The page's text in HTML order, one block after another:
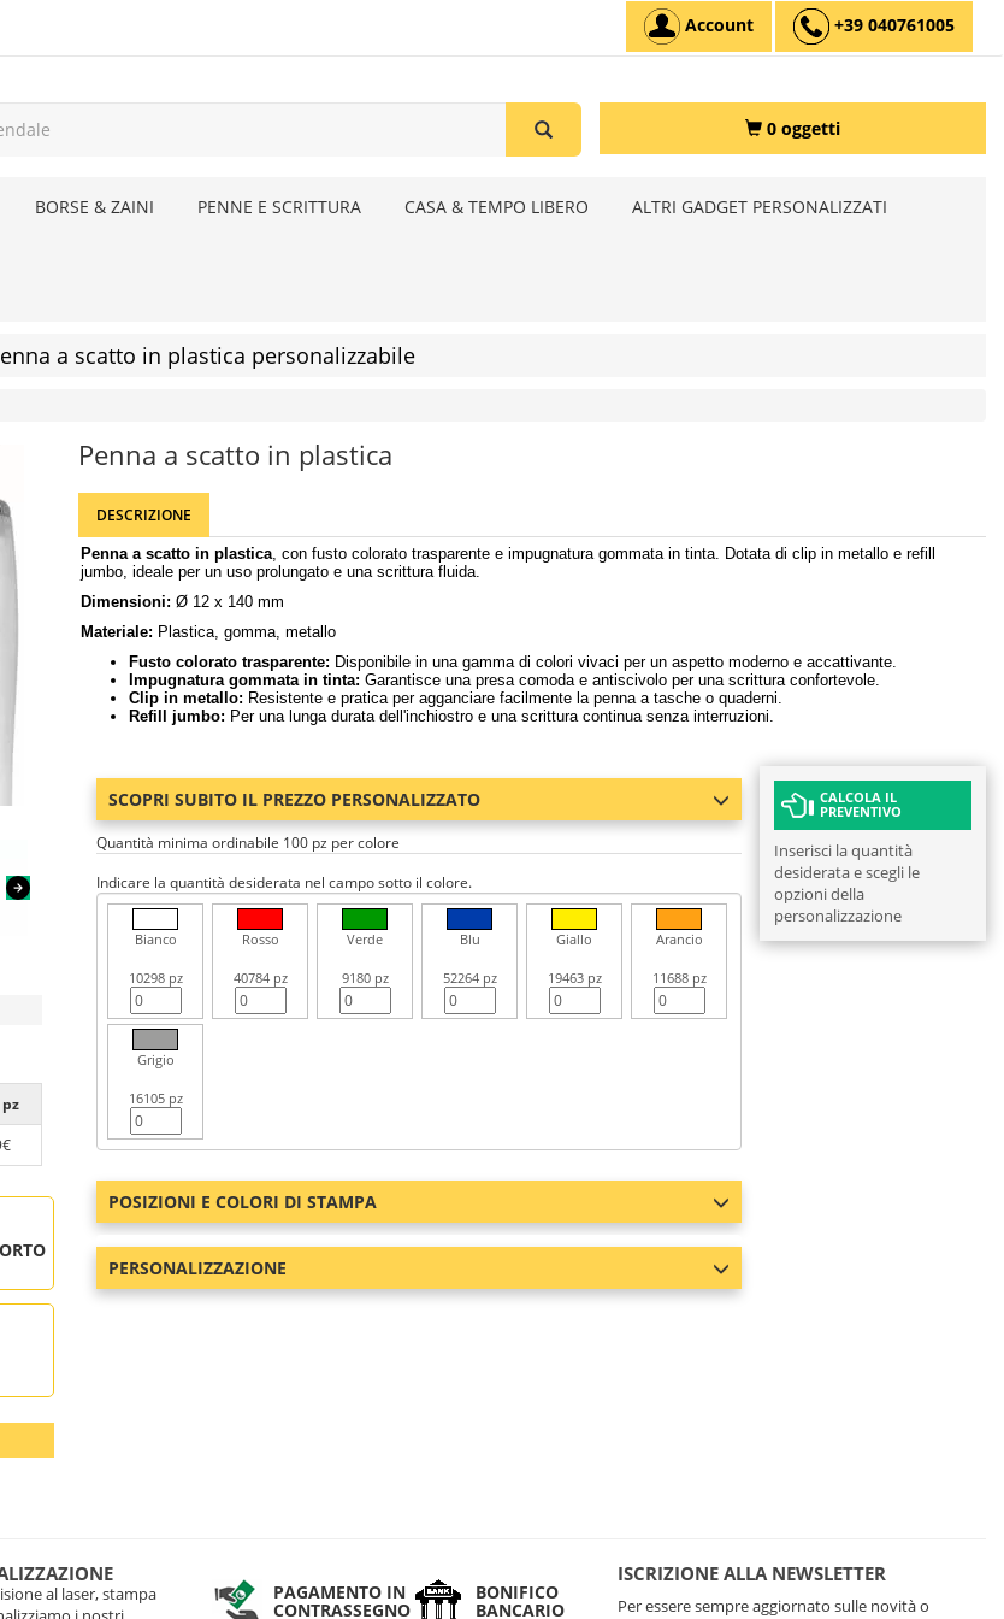
Account +39 040761005
0 oggetti
BORSE & ZAINI PENNE E SCRITTURA CASA & TEMPO LIBERO ALTRI GADGET PERSONALIZZATI
a scatto in plastica personalizzabile
Penna a scatto in plastica
DESCRIZIONE
Penna a scatto in plastica, con fusto colorato trasparente e impugnatura gommata in tinta. Dotata di clip in metallo e refill
jumbo, ideale per un uso prolungato e una scrittura fluida.
Dimensioni: Ø 12 x 140 mm
Materiale: Plastica, gomma, metallo
Fusto colorato trasparente: Disponibile in una gamma di colori vivaci per un aspetto moderno e accattivante.
Impugnatura gommata in tinta: Garantisce una presa comoda e antiscivolo per una scrittura confortevole.
Clip in metallo: Resistente e pratica per agganciare facilmente la penna a tasche o quaderni.
Refill jumbo: Per una lunga durata dell'inchiostro e una scrittura continua senza interruzioni.
SCOPRI SUBITO IL PREZZO PERSONALIZZATO
Quantità minima ordinabile 100 pz per colore
Indicare la quantità desiderata nel campo sotto il colore.
Bianco
10298 pz
Rosso
40784 pz
Verde
9180 pz
Blu
52264 pz
Giallo
19463 pz
Arancio
11688 pz
Grigio
16105 pz
POSIZIONI E COLORI DI STAMPA
PERSONALIZZAZIONE
CALCOLA IL
PREVENTIVO
Inserisci la quantità
desiderata e scegli le
opzioni della
personalizzazione
al laser, stampa
PAGAMENTO IN
CONTRASSEGNO
BONIFICO
BANCARIO
ISCRIZIONE ALLA NEWSLETTER
Per essere sempre aggiornato sulle novità o